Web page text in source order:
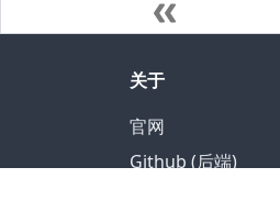
关于
官网
Github (后端)